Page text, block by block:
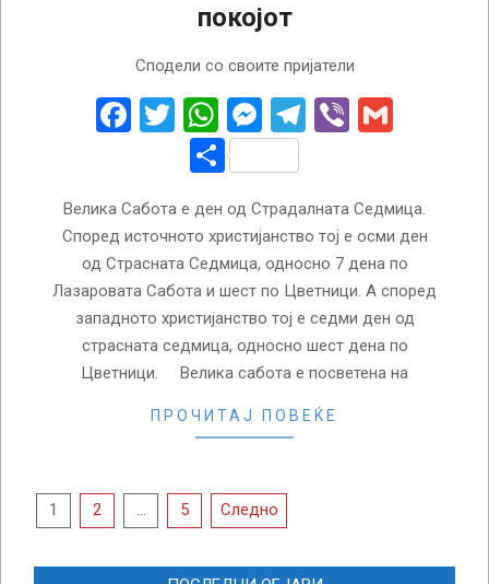
покојот
Сподели со своите пријатели
Facebook
Twitter
WhatsApp
Messenger
Telegram
Viber
Share
Велика Сабота е ден од Страдалната Седмица.
Според источното христијанство тој е осми ден
од Страсната Седмица, односно 7 дена по
Лазаровата Сабота и шест по Цветници. А според
западното христијанство тој е седми ден од
страсната седмица, односно шест дена по
Цветници. Велика сабота е посветена на
ПРОЧИТАЈ ПОВЕЌЕ
Posts
1 2 … 5 Следно